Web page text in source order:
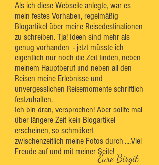
Als ich diese Webseite anlegte, war es
mein festes Vorhaben, regelmäßig
Blogartikel über meine Reisedestinationen
zu schreiben. Tja! Ideen sind mehr als
genug vorhanden - jetzt müsste ich
eigentlich nur noch die Zeit finden, neben
meinem Hauptberuf und neben all den
Reisen meine Erlebnisse und
unvergesslichen Reisemomente schriftlich
festzuhalten.
Ich bin dran, versprochen! Aber sollte mal
über längere Zeit kein Blogartikel
erscheinen, so schmökert
zwischenzeitlich meine Fotos durch ....Viel
Freude auf und mit meiner Seite!
Eure Birgit